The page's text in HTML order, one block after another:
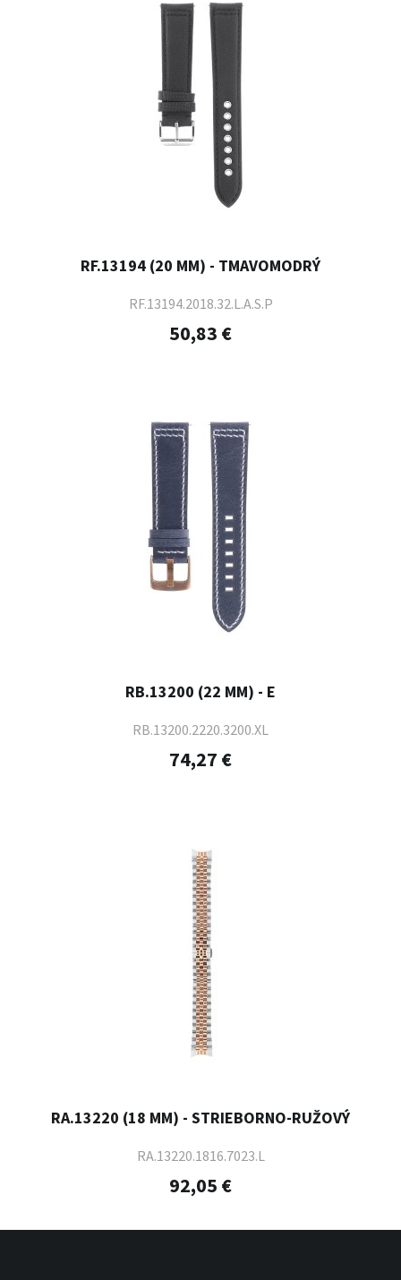
RF.13194 (20 MM) - TMAVOMODRÝ
RF.13194.2018.32.L.A.S.P
50,83 €
RB.13200 (22 MM) - E
RB.13200.2220.3200.XL
74,27 €
RA.13220 (18 MM) - STRIEBORNO-RUŽOVÝ
RA.13220.1816.7023.L
92,05 €